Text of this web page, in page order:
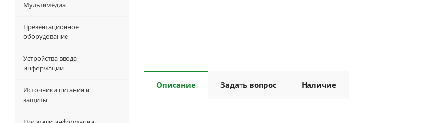
Описание Задать вопрос Наличие
Мультимедиа
Презентационное
оборудование
Устройства ввода
информации
Источники питания и
защиты